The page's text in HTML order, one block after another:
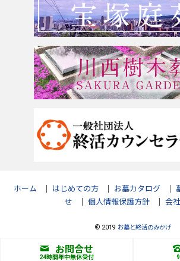
お問合せ
24時間年中無休受付
ホーム はじめての方 お墓カタログ
せ
個人情報保護方針 会
© 2019 お墓と終活のみかげ